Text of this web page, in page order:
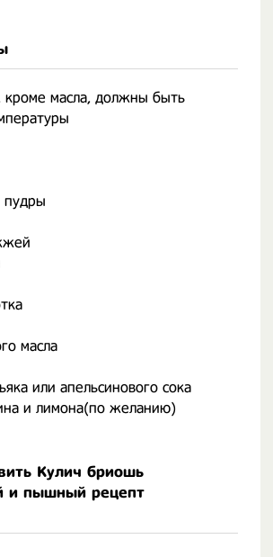
кроме масла, должны быть
пудры
масла
или апельсинового сока
и лимона(по желанию)
Кулич бриошь
и пышный рецепт